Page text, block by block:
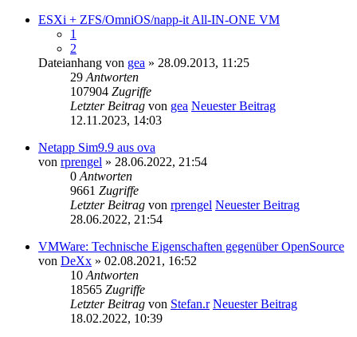
ESXi + ZFS/OmniOS/napp-it All-IN-ONE VM
1
2
Dateianhang von gea » 28.09.2013, 11:25
29 Antworten
107904 Zugriffe
Letzter Beitrag von gea Neuester Beitrag
12.11.2023, 14:03
Netapp Sim9.9 aus ova
von rprengel » 28.06.2022, 21:54
0 Antworten
9661 Zugriffe
Letzter Beitrag von rprengel Neuester Beitrag
28.06.2022, 21:54
VMWare: Technische Eigenschaften gegenüber OpenSource
von DeXx » 02.08.2021, 16:52
10 Antworten
18565 Zugriffe
Letzter Beitrag von Stefan.r Neuester Beitrag
18.02.2022, 10:39